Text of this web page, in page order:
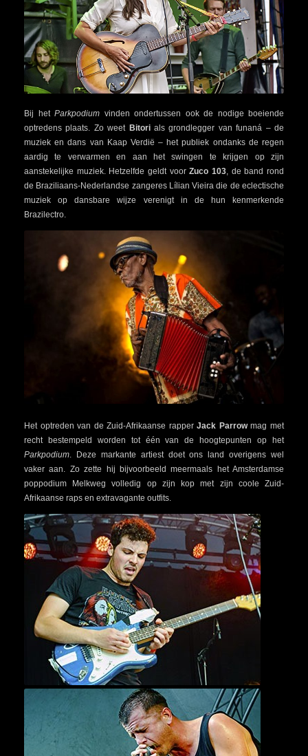
Bij het Parkpodium vinden ondertussen ook de nodige boeiende
optredens plaats. Zo weet Bitorials grondlegger van funaná – de
muziek en dans van Kaap Verdië – het publiek ondanks de regen
aardig te verwarmen en aan het swingen te krijgen op zijn
aanstekelijke muziek. Hetzelfde geldt voorZuco 103, de band rond
de Braziliaans-Nederlandse zangeres Lílian Vieira die de eclectische
muziek op dansbare wijze verenigt in de hun kenmerkende
Brazilectro.
Het optreden van de Zuid-Afrikaanse rapperJack Parrowmag met
recht bestempeld worden tot één van de hoogtepunten op het
Parkpodium . Deze markante artiest doet ons land overigens wel
vaker aan. Zo zette hij bijvoorbeeld meermaals het Amsterdamse
poppodium Melkweg volledig op zijn kop met zijn coole Zuid-
Afrikaanse raps en extravagante outfits.